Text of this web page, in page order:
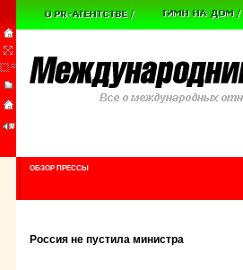
ОБЗОР ПРЕССЫ
Россия не пустила министра